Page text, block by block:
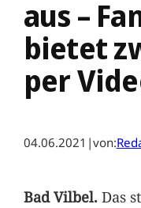
aus –
bietet
per
04.06.2021 |von:
Bad Vilbel.Das